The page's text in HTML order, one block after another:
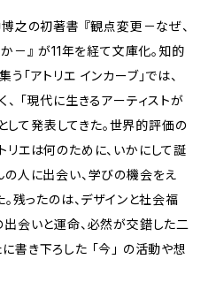
之の初著書 『観点変更－なぜ、
－』 が11年を経て文庫化。知的
「アトリエ インカーブ」では、
「現代に生きるアーティストが
して発表してきた。世界的評価の
リエは何のために、いかにして誕
人に出会い、学びの機会をえ
。残ったのは、デザインと社会福
出会いと運命、必然が交錯した二
書き下ろした 「今」 の活動や想